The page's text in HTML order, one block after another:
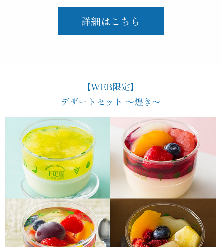
詳細はこちら
【WEB限定】
デザートセット ～煌き～